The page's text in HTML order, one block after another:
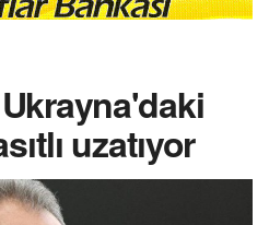
uzatıyor